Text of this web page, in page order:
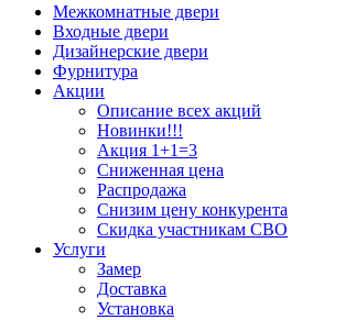
Межкомнатные двери
Входные двери
Дизайнерские двери
Фурнитура
Акции
Описание всех акций
Новинки!!!
Акция 1+1=3
Сниженная цена
Распродажа
Снизим цену конкурента
Скидка участникам СВО
Услуги
Замер
Доставка
Установка